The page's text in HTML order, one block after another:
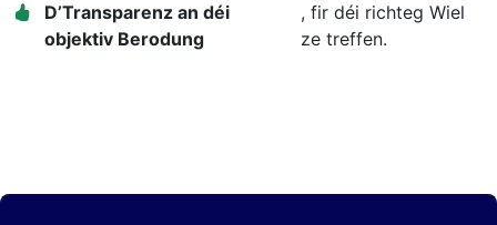
D’Transparenz an déi
objektiv Berodung
, fir déi richteg Wiel
ze treffen.